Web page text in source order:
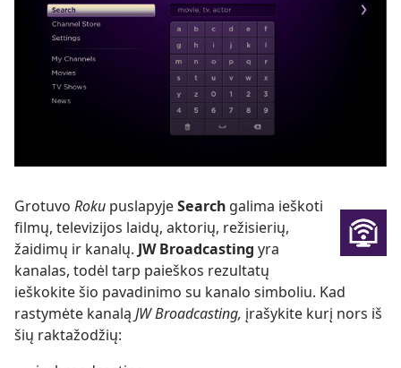
Grotuvo Roku puslapyjeSearch galima ieškoti
filmų, televizijos laidų, aktorių, režisierių,
žaidimų ir kanalų. JW Broadcasting yra
kanalas, todėl tarp paieškos rezultatų
ieškokite šio pavadinimo su kanalo simboliu. Kad
rastymėte kanalą JW Broadcasting, įrašykite kurį nors iš
šių raktažodžių: